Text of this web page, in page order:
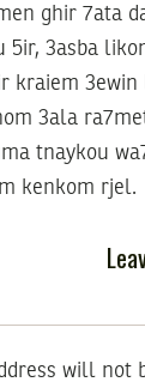
ghir 7ata
5ir, 3asba
kraiem 3ewin
3ala
tnaykou
kenkom rjel.
will not